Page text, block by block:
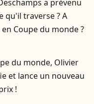
a prévenu
qu'il traverse ? A
Coupe du monde ?
du monde, Olivier
et lance un nouveau
!